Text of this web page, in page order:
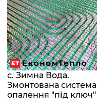
с. Зимна Вода.
Змонтована система
опалення "під ключ"